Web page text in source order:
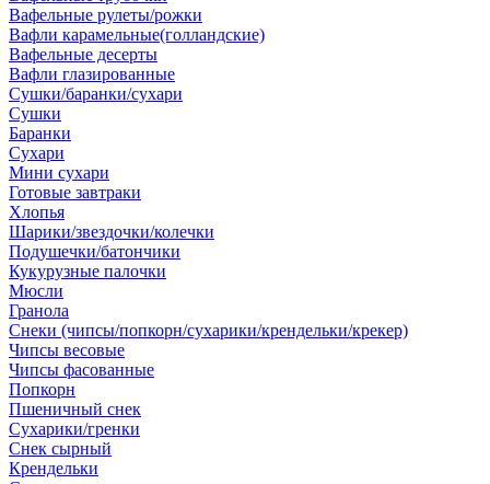
Вафельные рулеты/рожки
Вафли карамельные(голландские)
Вафельные десерты
Вафли глазированные
Сушки/баранки/сухари
Сушки
Баранки
Сухари
Мини сухари
Готовые завтраки
Хлопья
Шарики/звездочки/колечки
Подушечки/батончики
Кукурузные палочки
Мюсли
Гранола
Снеки (чипсы/попкорн/сухарики/крендельки/крекер)
Чипсы весовые
Чипсы фасованные
Попкорн
Пшеничный снек
Сухарики/гренки
Снек сырный
Крендельки